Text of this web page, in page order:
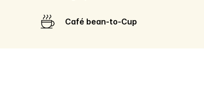
Café bean-to-Cup